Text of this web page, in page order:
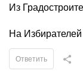
Из
На
Ответить